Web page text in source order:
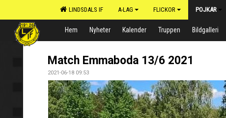
LINDSDALS IF A-LAG FLICKOR POJKAR
Hem Nyheter Kalender Truppen Bildgalleri
Match Emmaboda 13/6 2021
2021-06-18 09:53